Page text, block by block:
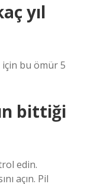
yıl
için bu ömür 5
bittiği
edin.
açın. Pil